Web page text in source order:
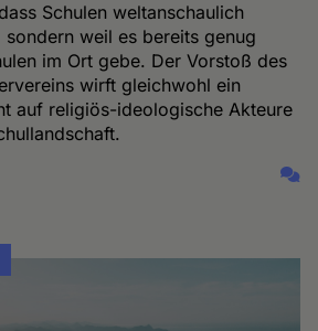
Schulen weltanschaulich
sondern weil es bereits genug
im Ort gebe. Der Vorstoß des
wirft gleichwohl ein
auf religiös-ideologische Akteure